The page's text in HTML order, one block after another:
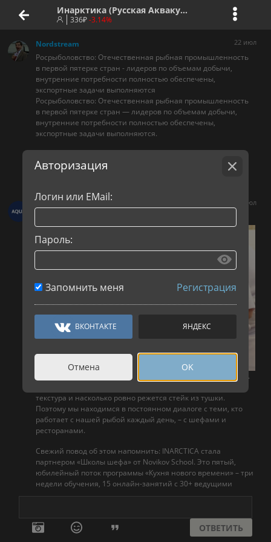
Инарктика (Русская Аквакультура)
336₽-3.14%
Nordstream
Росрыболовство: Отечественная рыбная промышленность
в первой пятерке стран - лидеров по объемам добычи,
внутренние потребности полностью обеспечены,
экспортные задачи выполняются
Росрыболовство: Отечественная рыбная промышленность
в первой пятерке стран — лидеров по объемам добычи,
внутренние потребности полностью обеспечены,
экспортные задачи выполняются.
22 июл
Качество лосося проверяется не в лаборатории, а на кухне.
текстура и насколько ровно режется стейк из тушки.
Поэтому мы находимся в постоянном диалоге с теми, кто
работает с нашей рыбой каждый день, – с шефами и
ресторанами.
Свежий повод об этом напомнить: INARCTICA стала
партнером «Школы шефа» от Novikov School. Это пятый,
юбилейный поток программы «Кухня нового времени» – три
недели обучения, 15 онлайн-занятий с 30+ ведущими
шефов и владельцев ресторанов — то есть те, кто
формирует спрос. Готовят из продуктов, которые сами
поставили бы себе на кухню, такие как наш лосось.
22 июл
ОТВЕТИТЬ
Авторизация
Логин или EMail:
Пароль:
Регистрация
Запомнить меня
ВКОНТАКТЕ ЯНДЕКС
Отмена OK